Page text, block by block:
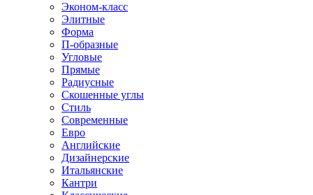
Эконом-класс
Элитные
Форма
П-образные
Угловые
Прямые
Радиусные
Скошенные углы
Стиль
Современные
Евро
Английские
Дизайнерские
Итальянские
Кантри